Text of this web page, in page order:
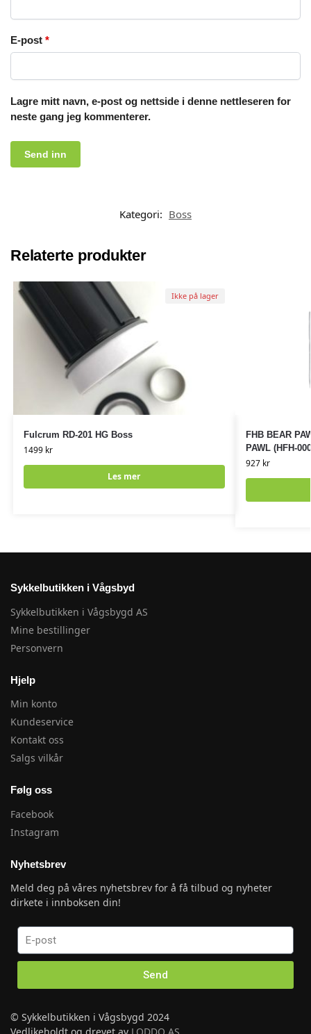
E-post *
Lagre mitt navn, e-post og nettside i denne nettleseren for
neste gang jeg kommenterer.
Kategori: Boss
Relaterte produkter
Fulcrum RD-201 HG Boss
1499 kr
Les mer
Ikke på lager
FHB BEAR
PAWL (HFH-
927 kr
Sykkelbutikken i Vågsbyd
Sykkelbutikken i Vågsbygd AS
Mine bestillinger
Personvern
Hjelp
Min konto
Kundeservice
Kontakt oss
Salgs vilkår
Følg oss
Facebook
Instagram
Nyhetsbrev
Meld deg på våres nyhetsbrev for å få tilbud og nyheter
dirkete i innboksen din!
Send
© Sykkelbutikken i Vågsbygd 2024